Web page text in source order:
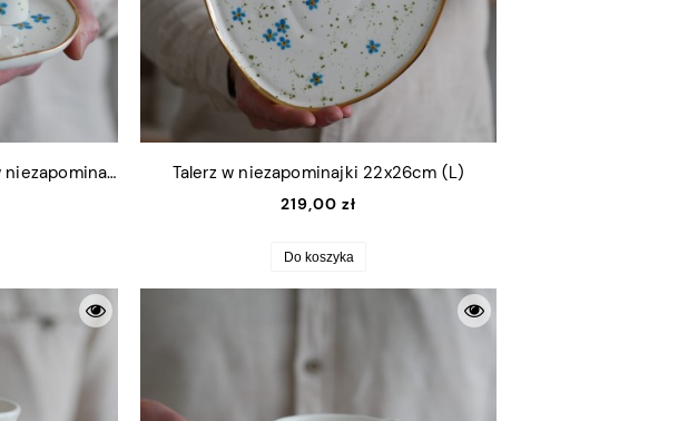
Zestaw organizacja biżuterii w niezapominajki ze złotymi akcentami Talerz w niezapominajki 22x26cm (L)
219,00 zł
Do koszyka